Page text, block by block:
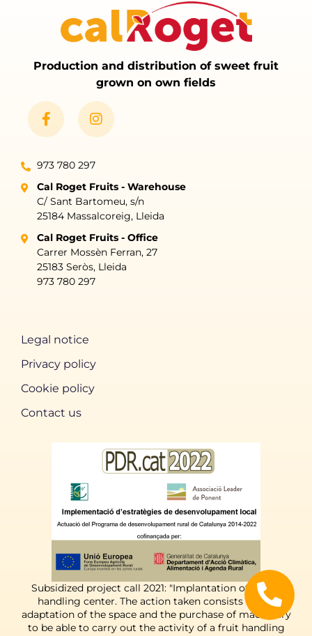
Production and distribution of sweet fruit
grown on own fields
973 780 297
Cal Roget Fruits - Warehouse
C/ Sant Bartomeu, s/n
25184 Massalcoreig, Lleida
Cal Roget Fruits - Office
Carrer Mossèn Ferran, 27
25183 Seròs, Lleida
973 780 297
Legal notice
Privacy policy
Cookie policy
Contact us
Subsidized project call 2021: "Implantation of a fruit
handling center. The action taken consists of the
adaptation of the space and the purchase of machinery
to be able to carry out the activity of a fruit handling